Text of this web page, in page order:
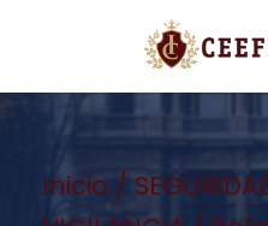
Inicio /